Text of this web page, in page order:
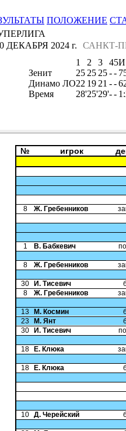
ПОЛОЖЕНИЕ
САНКТ-
ДЕКАБРЯ 2024 г.
1 2 3 45И
Зенит
25 25 25--
Динамо ЛО22 19 21 --
Время
28'25'29'--
№ игрок
8
Ж. Гребенников
1
В. Бабкевич
8
Ж. Гребенников
30
И. Тисевич
8
Ж. Гребенников
13
М. Космин
23
М. Янт
30
И. Тисевич
18
Е. Клюка
18
Е. Клюка
10 Д. Черейский